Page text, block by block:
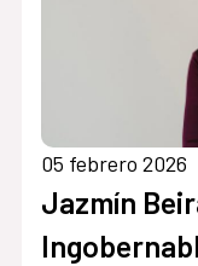
05 febrero 2026
Jazmín